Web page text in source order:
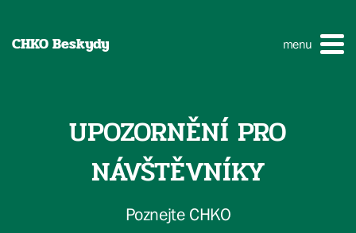
CHKO Beskydy menu
UPOZORNĚNÍ PRO
NÁVŠTĚVNÍKY
Poznejte CHKO